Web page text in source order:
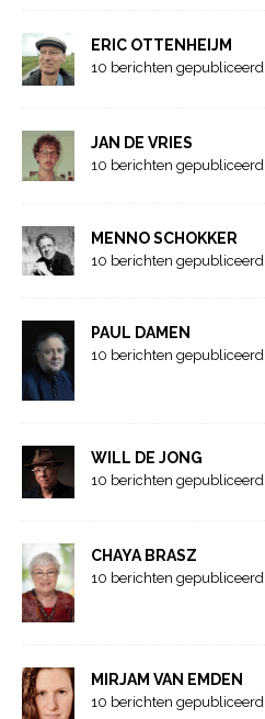
ERIC OTTENHEIJM
10 berichten gepubliceerd
JAN DE VRIES
10 berichten gepubliceerd
MENNO SCHOKKER
10 berichten gepubliceerd
PAUL DAMEN
10 berichten gepubliceerd
WILL DE JONG
10 berichten gepubliceerd
CHAYA BRASZ
10 berichten gepubliceerd
MIRJAM VAN EMDEN
10 berichten gepubliceerd